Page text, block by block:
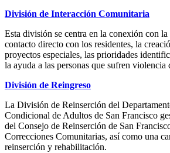
División de Interacción Comunitaria
Esta división se centra en la conexión con
contacto directo con los residentes, la
proyectos especiales, las prioridades
la ayuda a las personas que sufren violencia
División de Reingreso
La División de Reinserción del
Condicional de Adultos de San Francisco
del Consejo de Reinserción de San
Correcciones Comunitarias, así como una
reinserción y rehabilitación.